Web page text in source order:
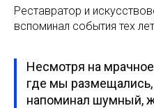
Реставратор и
вспоминал события тех
Несмотря на
где мы
напоминал шумный,